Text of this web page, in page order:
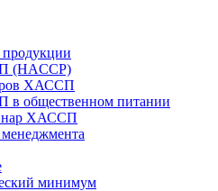
продукции
(HACCP)
ХАССП
общественном питании
ХАССП
минимум